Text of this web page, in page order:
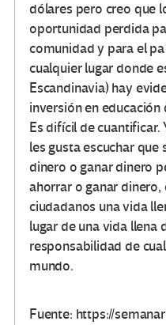
dólares pero creo que
oportunidad perdida
comunidad y para el
cualquier lugar donde
Escandinavia) hay
inversión en
Es difícil de cuantificar.
les gusta escuchar que
dinero o ganar dinero
ahorrar o ganar
ciudadanos una vida
lugar de una vida llena
responsabilidad de
mundo.
Fuente: https://